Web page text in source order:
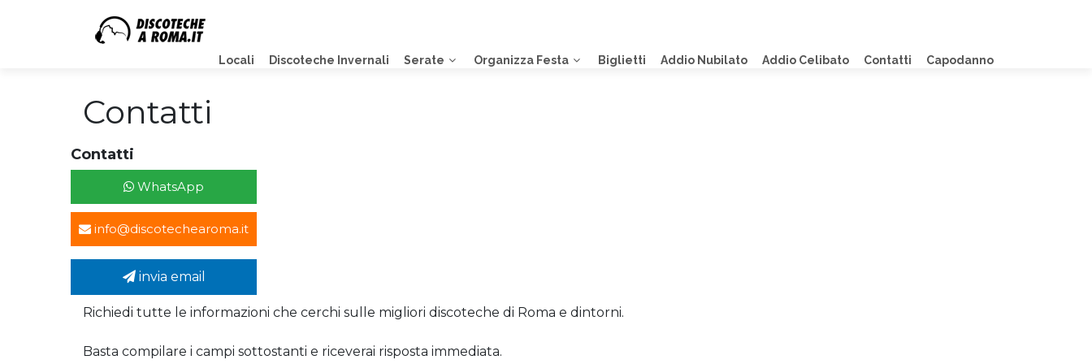
Locali Discoteche Invernali Serate Organizza Festa Biglietti Addio Nubilato Addio Celibato Contatti Capodanno
Contatti
Contatti
WhatsApp
info@discotechearoma.it
invia email
Richiedi tutte le informazioni che cerchi sulle migliori discoteche di Roma e dintorni.
Basta compilare i campi sottostanti e riceverai risposta immediata.